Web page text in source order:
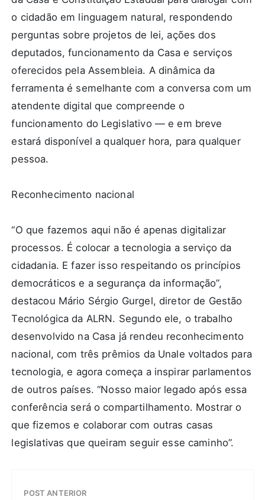
o cidadão em linguagem natural, respondendo
perguntas sobre projetos de lei, ações dos
deputados, funcionamento da Casa e serviços
oferecidos pela Assembleia. A dinâmica da
ferramenta é semelhante com a conversa com um
atendente digital que compreende o
funcionamento do Legislativo — e em breve
estará disponível a qualquer hora, para qualquer
pessoa.
Reconhecimento nacional
“O que fazemos aqui não é apenas digitalizar
processos. É colocar a tecnologia a serviço da
cidadania. E fazer isso respeitando os princípios
democráticos e a segurança da informação”,
destacou Mário Sérgio Gurgel, diretor de Gestão
Tecnológica da ALRN. Segundo ele, o trabalho
desenvolvido na Casa já rendeu reconhecimento
nacional, com três prêmios da Unale voltados para
tecnologia, e agora começa a inspirar parlamentos
de outros países. “Nosso maior legado após essa
conferência será o compartilhamento. Mostrar o
que fizemos e colaborar com outras casas
legislativas que queiram seguir esse caminho”.
POST ANTERIOR